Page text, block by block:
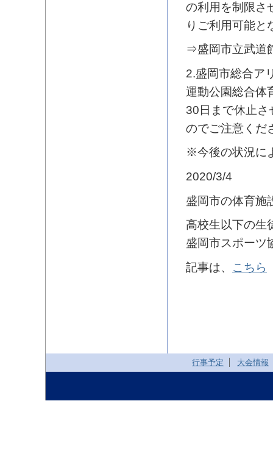
の利用を制限さ
りご利用可能と
⇒盛岡市立武道
2.盛岡市総合ア
運動公園総合体
30日まで休止さ
のでご注意くだ
※今後の状況に
2020/3/4
盛岡市の体育施
高校生以下の生
盛岡市スポーツ
記事は、 こちら
行事予定 大会情報